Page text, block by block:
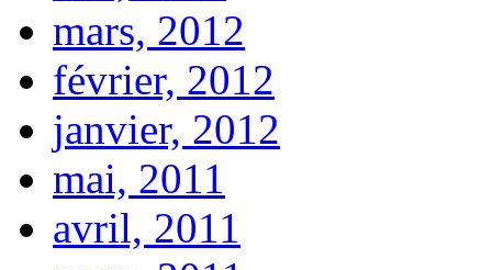
mars, 2012
février, 2012
janvier, 2012
mai, 2011
avril, 2011